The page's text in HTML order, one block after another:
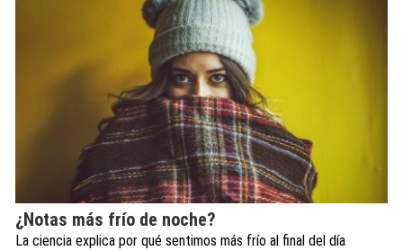
¿Notas más frío de noche?
La ciencia explica por qué sentimos más frío al final del día